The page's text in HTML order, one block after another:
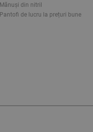
Mănuși din nitril
Pantofi de lucru la prețuri bune